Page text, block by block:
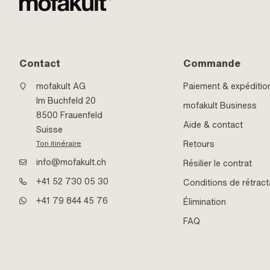
Contact
mofakult AG
Im Buchfeld 20
8500 Frauenfeld
Suisse
Ton itinéraire
info@mofakult.ch
+41 52 730 05 30
+41 79 844 45 76
Commande
Paiement &
mofakult Business
Aide & contact
Retours
Résilier le contrat
Conditions de
Élimination
FAQ